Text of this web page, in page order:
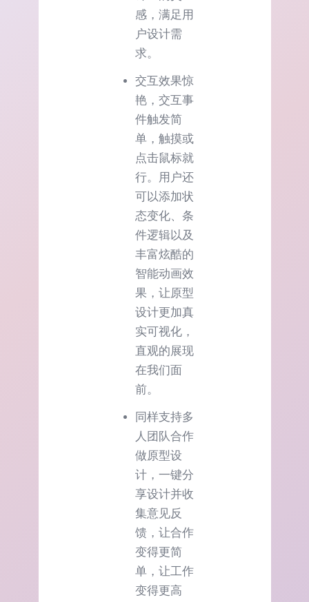
感，满足用
户设计需
求。
交互效果惊
艳，交互事
件触发简
单，触摸或
点击鼠标就
行。用户还
可以添加状
态变化、条
件逻辑以及
丰富炫酷的
智能动画效
果，让原型
设计更加真
实可视化，
直观的展现
在我们面
前。
同样支持多
人团队合作
做原型设
计，一键分
享设计并收
集意见反
馈，让合作
变得更简
单，让工作
变得更高